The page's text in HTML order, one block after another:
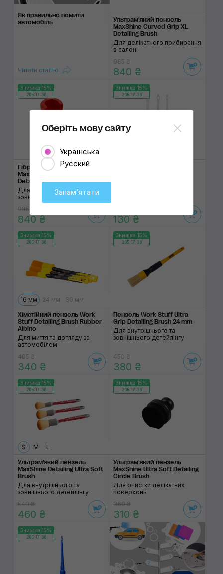
Як правильно помити
автомобіль
Читати статтю
Ультрам'який пензель
MaxShine Curved Grip XL
Detailing Brush
Для делікатного прибирання
в салоні
985 ₴
840 ₴
Знижка 15%
205:17:38
Гібридний пензель
MaxShine Curved Grip XL
Detailing Brush Mixed
Для внутрішнього та
зовнішнього детейлінгу
985 ₴
840 ₴
Знижка 15%
205:17:38
130 ₴
Знижка 15%
205:17:38
16 мм 24 мм 30 мм
Хімстійкий пензель Work
Stuff Detailing Brush Rubber
Albino
Для миття та догляду за
автомобілем
405 ₴
340 ₴
Знижка 15%
205:17:38
Пензель Work Stuff Ultra
Grip Detailing Brush 24 mm
Для внутрішнього та
зовнішнього детейлінгу
450 ₴
380 ₴
Знижка 15%
205:17:38
S M L
Ультрам’який пензель
MaxShine Detailing Ultra Soft
Brush
Для внутрішнього та
зовнішнього детейлінгу
540 ₴
460 ₴
Знижка 15%
205:17:38
Ультрам'який пензель
MaxShine Ultra Soft Detailing
Circle Brush
Для очистки делікатних
поверхонь
360 ₴
310 ₴
Знижка 15%
205:17:38
Оберіть мову сайту
Українська
Русский
Запамʼятати